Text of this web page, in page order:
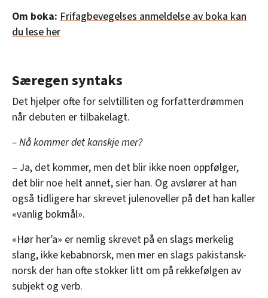
Om boka: Frifagbevegelses anmeldelse av boka kan
du lese her
Særegen syntaks
Det hjelper ofte for selvtilliten og forfatterdrømmen
når debuten er tilbakelagt.
– Nå kommer det kanskje mer?
– Ja, det kommer, men det blir ikke noen oppfølger,
det blir noe helt annet, sier han. Og avslører at han
også tidligere har skrevet julenoveller på det han kaller
«vanlig bokmål».
«Hør her’a» er nemlig skrevet på en slags merkelig
slang, ikke kebabnorsk, men mer en slags pakistansk-
norsk der han ofte stokker litt om på rekkefølgen av
subjekt og verb.